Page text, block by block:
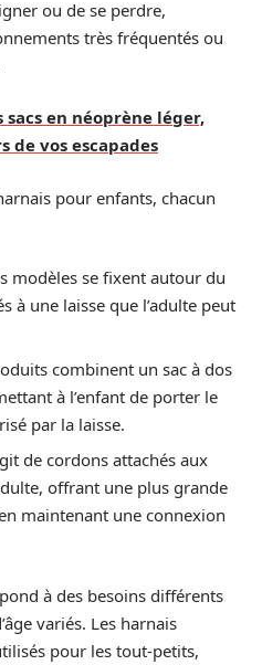
ou de se perdre,
très fréquentés ou
sacs en néoprène léger,
de vos escapades
pour enfants, chacun
modèles se fixent autour du
à une laisse que l’adulte peut
combinent un sac à dos
à l’enfant de porter le
par la laisse.
de cordons attachés aux
offrant une plus grande
maintenant une connexion
à des besoins différents
variés. Les harnais
pour les tout-petits,